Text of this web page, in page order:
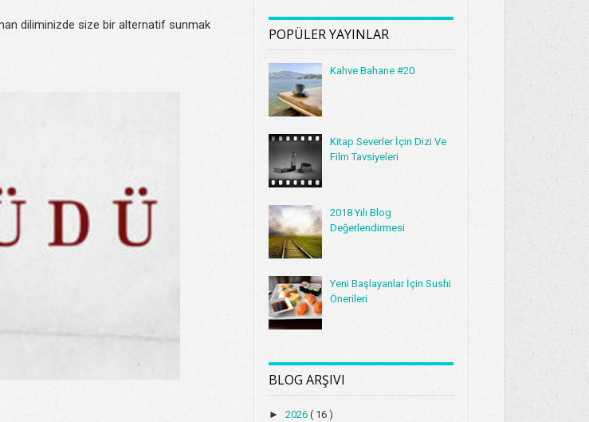
diliminizde size bir alternatif sunmak
POPÜLER YAYINLAR
Kahve Bahane #20
Kitap Severler İçin Dizi Ve
Film Tavsiyeleri
2018 Yılı Blog
Değerlendirmesi
Yeni Başlayanlar İçin Sushi
Önerileri
BLOG ARŞIVI
►2026( 16 )